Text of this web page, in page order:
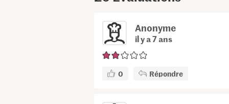
Anonyme
il y a 7 ans
0 Répondre